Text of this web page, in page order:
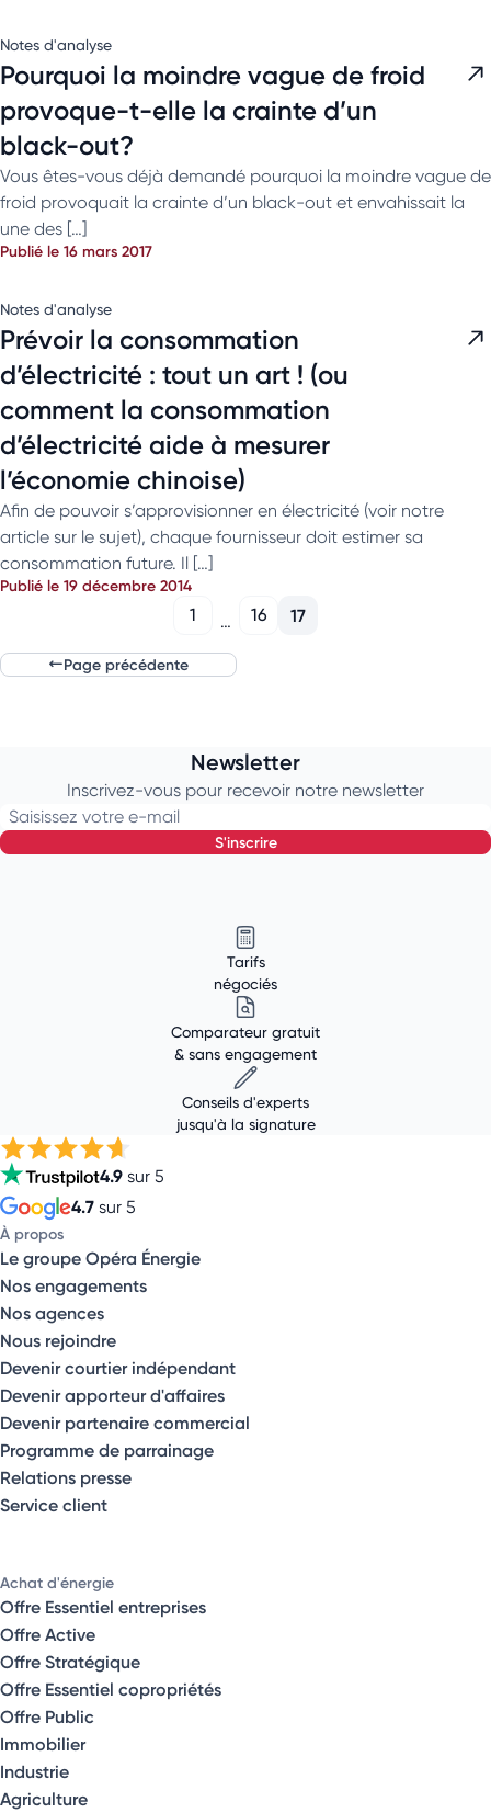
Notes d'analyse
Pourquoi la moindre vague de froid
provoque-t-elle la crainte d’un
black-out?
Vous êtes-vous déjà demandé pourquoi la moindre vague de
froid provoquait la crainte d’un black-out et envahissait la
une des […]
Publié le 16 mars 2017
Notes d'analyse
Prévoir la consommation
d’électricité : tout un art ! (ou
comment la consommation
d’électricité aide à mesurer
l’économie chinoise)
Afin de pouvoir s’approvisionner en électricité (voir notre
article sur le sujet), chaque fournisseur doit estimer sa
consommation future. Il […]
Publié le 19 décembre 2014
Page précédente
1 … 16 17
Newsletter
Inscrivez-vous pour recevoir notre newsletter
Saisissez votre e-mail
s'inscrire
Tarifs
négociés
Comparateur gratuit
& sans engagement
Conseils d'experts
jusqu'à la signature
4.9 sur 5
4.7 sur 5
À propos
Le groupe Opéra Énergie
Nos engagements
Nos agences
Nous rejoindre
Devenir courtier indépendant
Devenir apporteur d'affaires
Devenir partenaire commercial
Programme de parrainage
Relations presse
Service client
Achat d'énergie
Offre Essentiel entreprises
Offre Active
Offre Stratégique
Offre Essentiel copropriétés
Offre Public
Immobilier
Industrie
Agriculture